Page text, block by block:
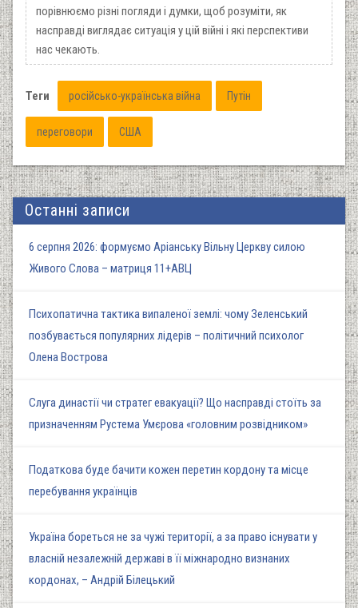
порівнюємо різні погляди і думки, щоб розуміти, як
насправді виглядає ситуація у цій війні і які перспективи
нас чекають.
Теги російсько-українська війна Путін
переговори США
Останні записи
6 серпня 2026: формуємо Аріанську Вільну Церкву силою
Живого Слова – матриця 11+АВЦ
Психопатична тактика випаленої землі: чому Зеленський
позбувається популярних лідерів – політичний психолог
Олена Вострова
Слуга династії чи стратег евакуації? Що насправді стоїть за
призначенням Рустема Умєрова «головним розвідником»
Податкова буде бачити кожен перетин кордону та місце
перебування українців
Україна бореться не за чужі території, а за право існувати у
власній незалежній державі в її міжнародно визнаних
кордонах, – Андрій Білецький